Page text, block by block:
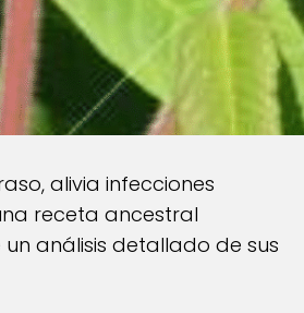
alivia infecciones
receta ancestral
análisis detallado de sus